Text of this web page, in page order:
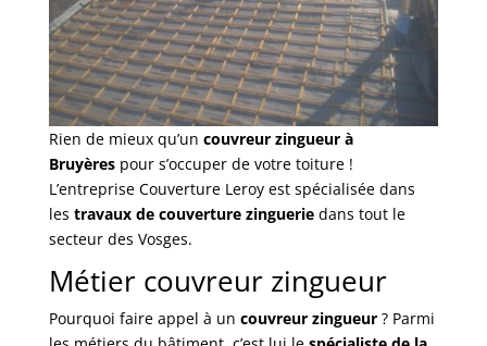
Rien de mieux qu’un couvreur zingueur à
Bruyèrespour s’occuper de votre toiture !
L’entreprise Couverture Leroy est spécialisée dans
les travaux de couverture zingueriedans tout le
secteur des Vosges.
Métier couvreur zingueur
Pourquoi faire appel à un couvreur zingueur? Parmi